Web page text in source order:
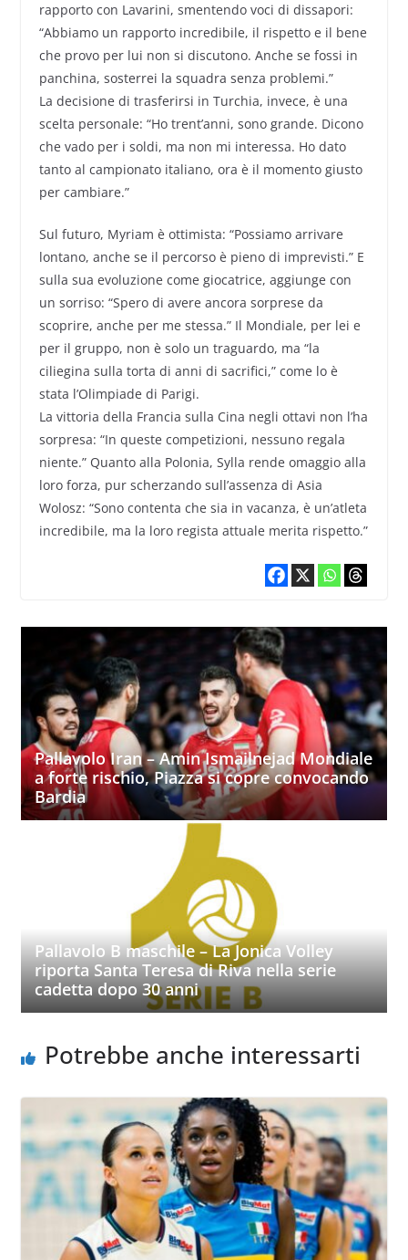
rapporto con Lavarini, smentendo voci di dissapori:
“Abbiamo un rapporto incredibile, il rispetto e il bene
che provo per lui non si discutono. Anche se fossi in
panchina, sosterrei la squadra senza problemi.”
La decisione di trasferirsi in Turchia, invece, è una
scelta personale: “Ho trent’anni, sono grande. Dicono
che vado per i soldi, ma non mi interessa. Ho dato
tanto al campionato italiano, ora è il momento giusto
per cambiare.”
Sul futuro, Myriam è ottimista: “Possiamo arrivare
lontano, anche se il percorso è pieno di imprevisti.” E
sulla sua evoluzione come giocatrice, aggiunge con
un sorriso: “Spero di avere ancora sorprese da
scoprire, anche per me stessa.” Il Mondiale, per lei e
per il gruppo, non è solo un traguardo, ma “la
ciliegina sulla torta di anni di sacrifici,” come lo è
stata l’Olimpiade di Parigi.
La vittoria della Francia sulla Cina negli ottavi non l’ha
sorpresa: “In queste competizioni, nessuno regala
niente.” Quanto alla Polonia, Sylla rende omaggio alla
loro forza, pur scherzando sull’assenza di Asia
Wolosz: “Sono contenta che sia in vacanza, è un’atleta
incredibile, ma la loro regista attuale merita rispetto.”
Pallavolo Iran – Amin Ismailnejad Mondiale
a forte rischio, Piazza si copre convocando
Bardia
Pallavolo B maschile – La Jonica Volley
riporta Santa Teresa di Riva nella serie
cadetta dopo 30 anni
Potrebbe anche interessarti